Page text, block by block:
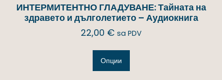
ИНТЕРМИТЕНТНО ГЛАДУВАНЕ: Тайната на
здравето и дълголетието – Аудиокнига
22,00 € sa PDV
Опции